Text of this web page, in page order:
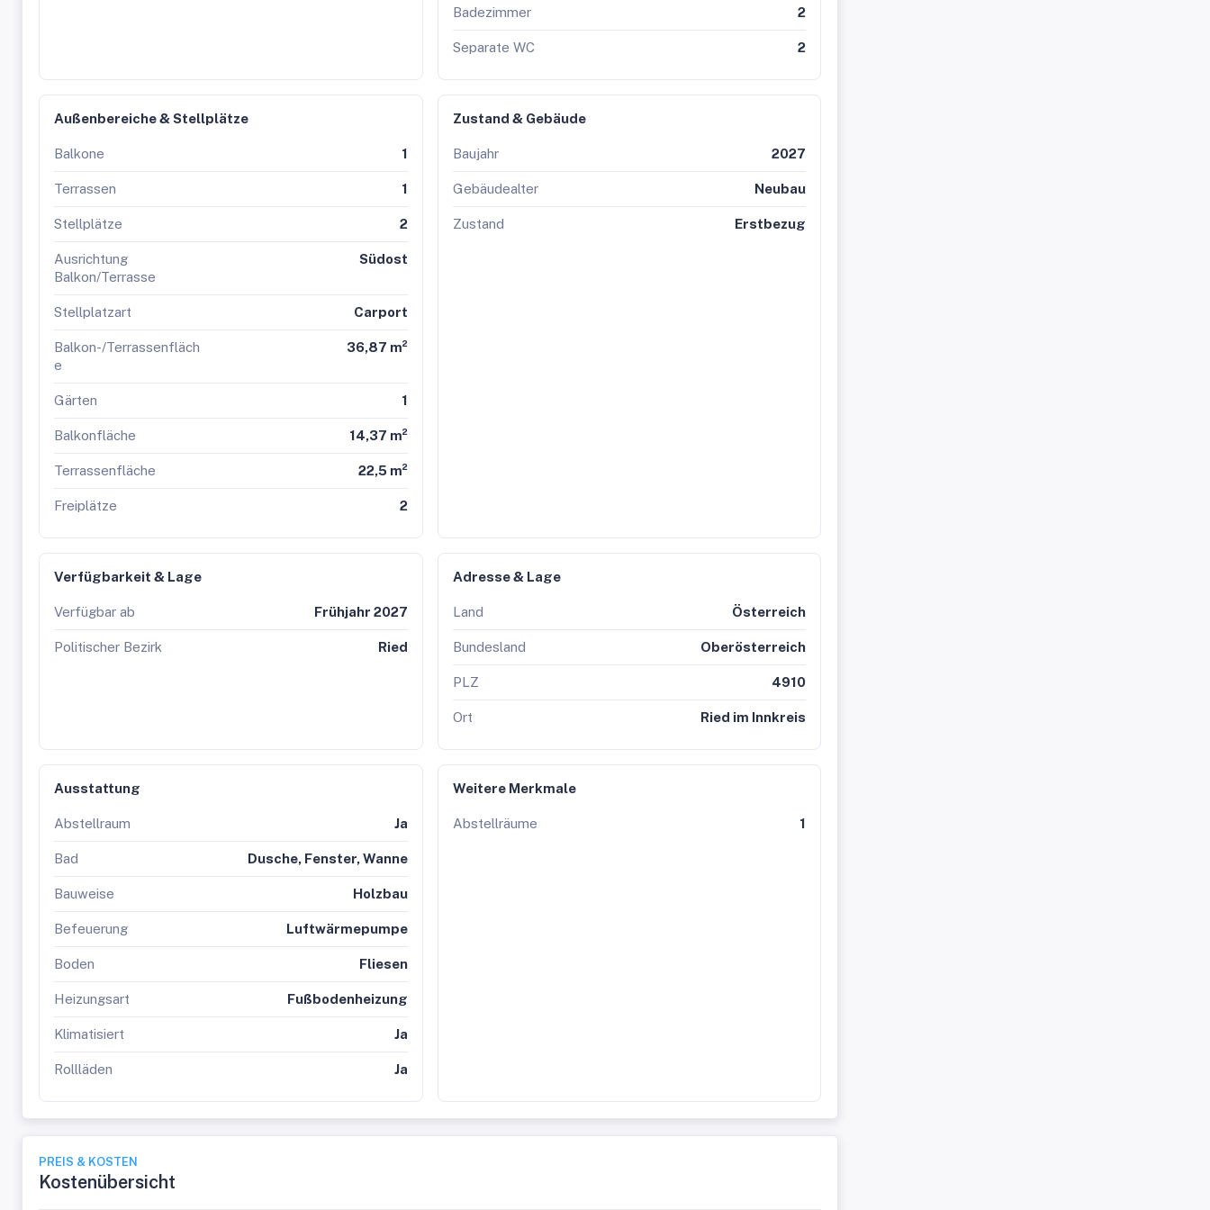
gilt zumindest eine dem Alter und der Art des Gebäudes entsprechende Gesamtenergieeffizienz als vereinbart. Wir
Badezimmer 2
Separate WC 2
Außenbereiche & Stellplätze
Balkone 1
Terrassen 1
Stellplätze 2
Ausrichtung
Balkon/Terrasse
Südost
Stellplatzart Carport
Balkon-/Terrassenfläch
e
36,87 m²
Gärten 1
Balkonfläche 14,37 m²
Terrassenfläche 22,5 m²
Freiplätze 2
Zustand & Gebäude
Baujahr 2027
Gebäudealter Neubau
Zustand Erstbezug
Verfügbarkeit & Lage
Verfügbar ab Frühjahr 2027
Politischer Bezirk Ried
Adresse & Lage
Land Österreich
Bundesland Oberösterreich
PLZ 4910
Ort Ried im Innkreis
Ausstattung
Abstellraum Ja
Bad Dusche, Fenster, Wanne
Bauweise Holzbau
Befeuerung Luftwärmepumpe
Boden Fliesen
Heizungsart Fußbodenheizung
Klimatisiert Ja
Rollläden Ja
Weitere Merkmale
Abstellräume 1
PREIS & KOSTEN
Kostenübersicht